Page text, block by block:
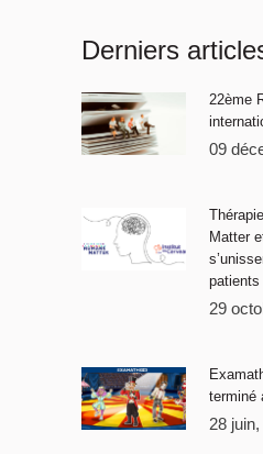
Derniers
22ème
09
Matter
patients
29
terminé
28